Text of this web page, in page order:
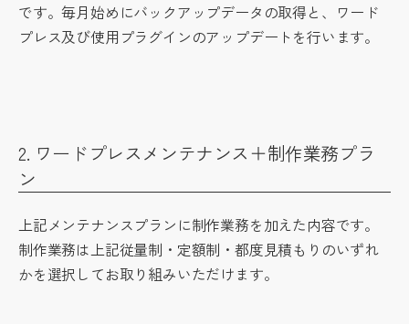
です。毎月始めにバックアップデータの取得と、ワード
プレス及び使用プラグインのアップデートを行います。
2. ワードプレスメンテナンス＋制作業務プラ
ン
上記メンテナンスプランに制作業務を加えた内容です。
制作業務は上記従量制・定額制・都度見積もりのいずれ
かを選択してお取り組みいただけます。